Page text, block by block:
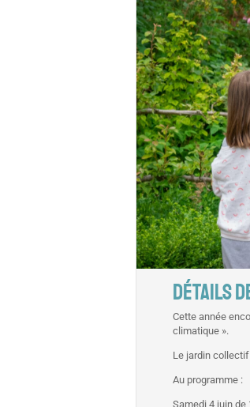
DÉTAILS
Cette année
climatique ».
Le jardin
Au programme :
Samedi 4 juin de